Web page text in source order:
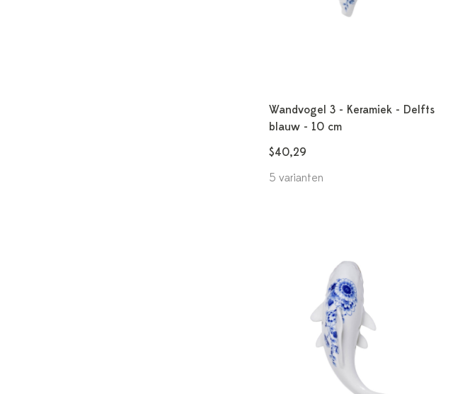
Wandvogel 3 - Keramiek - Delfts
blauw - 10 cm
$40,29
5 varianten